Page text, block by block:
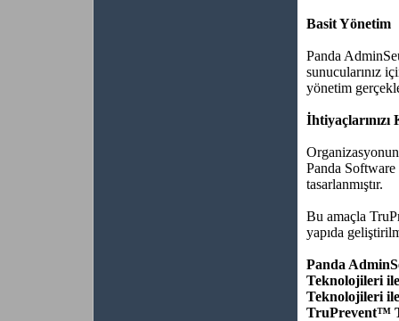
Basit Yönetim
Panda
sunucularınız
yönetim
İhtiyaçlarınızı
Panda
tasarlanmıştır.
Bu amaçla
yapıda
Panda
Teknolojileri
Teknolojileri
TruPrevent™